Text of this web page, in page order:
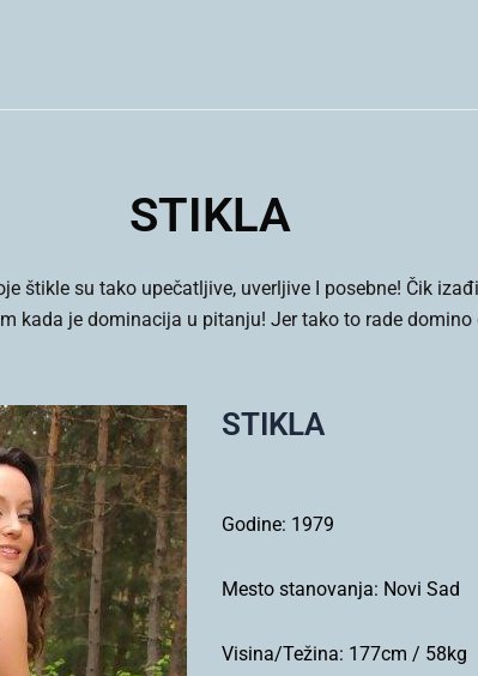
STIKLA
štikle su tako upečatljive, uverljive I posebne! Čik
kada je dominacija u pitanju! Jer tako to rade domino
STIKLA
Godine: 1979
Mesto stanovanja: Novi Sad
Visina/Težina: 177cm / 58kg